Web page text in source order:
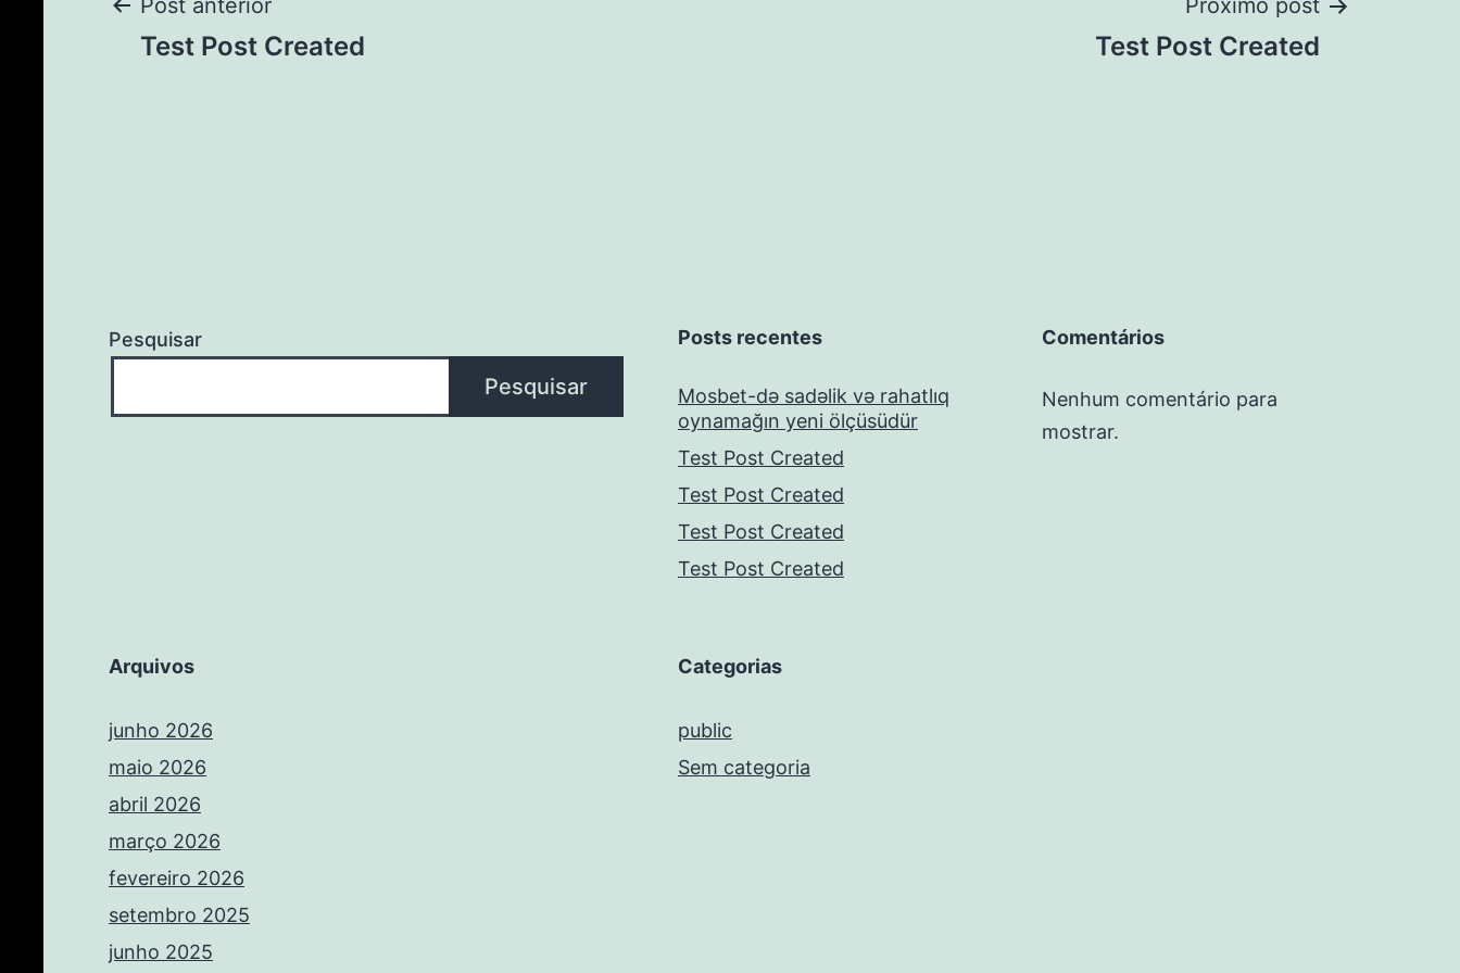
Post anterior
Test Post Created
Próximo post
Test Post Created
Pesquisar
Pesquisar
Posts recentes
Mosbet-də sadəlik və rahatlıq
oynamağın yeni ölçüsüdür
Test Post Created
Test Post Created
Test Post Created
Test Post Created
Comentários
Nenhum comentário para
mostrar.
Arquivos
junho 2026
maio 2026
abril 2026
março 2026
fevereiro 2026
setembro 2025
junho 2025
Categorias
public
Sem categoria